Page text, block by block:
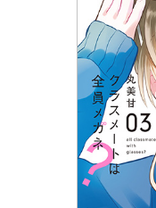
会社情報
スクウェア・エニックス サ